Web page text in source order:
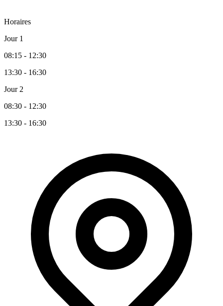
Horaires
Jour 1
08:15 - 12:30
13:30 - 16:30
Jour 2
08:30 - 12:30
13:30 - 16:30